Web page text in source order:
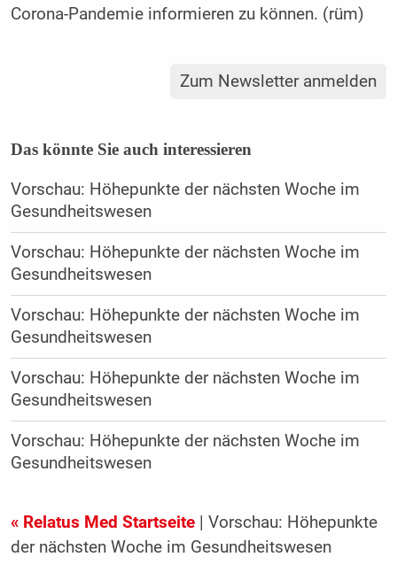
Corona-Pandemie informieren zu können. (rüm)
Zum Newsletter anmelden
Das könnte Sie auch interessieren
Vorschau: Höhepunkte der nächsten Woche im
Gesundheitswesen
Vorschau: Höhepunkte der nächsten Woche im
Gesundheitswesen
Vorschau: Höhepunkte der nächsten Woche im
Gesundheitswesen
Vorschau: Höhepunkte der nächsten Woche im
Gesundheitswesen
Vorschau: Höhepunkte der nächsten Woche im
Gesundheitswesen
« Relatus Med Startseite| Vorschau: Höhepunkte
der nächsten Woche im Gesundheitswesen